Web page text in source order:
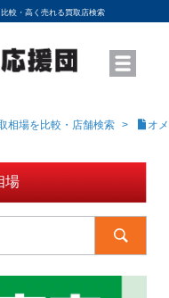
較・高く売れる買取店検索
べる
調べる
相場を比較・店舗検索 オ
場